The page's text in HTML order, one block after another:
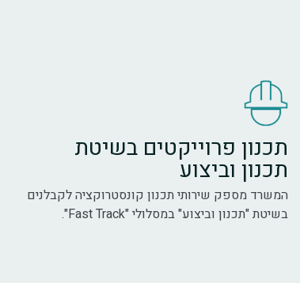
תכנון פרוייקטים בשיטת
תכנון וביצוע
המשרד מספק שירותי תכנון קונסטרוקציה לקבלנים
בשיטת "תכנון וביצוע" במסלולי "Fast Track".